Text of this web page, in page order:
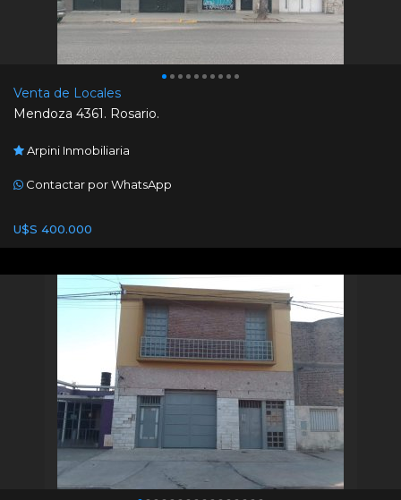
Venta de Locales
Mendoza 4361. Rosario.
Arpini Inmobiliaria
Contactar por WhatsApp
U$S 400.000